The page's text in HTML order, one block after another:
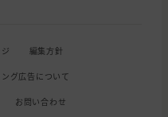
編集方針
グ広告について
お問い合わせ